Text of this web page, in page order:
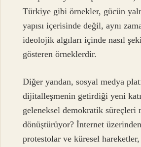
Türkiye gibi örnekler, gücün
yapısı içerisinde değil, aynı
ideolojik algıları içinde nasıl
gösteren örneklerdir.
Diğer yandan, sosyal medya
dijitalleşmenin getirdiği yeni
geleneksel demokratik süreçleri
dönüştürüyor? İnternet
protestolar ve küresel hareketler,